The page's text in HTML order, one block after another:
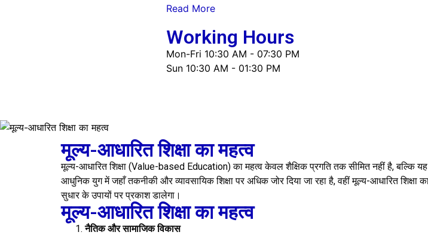
Read More
Working Hours
Mon-Fri 10:30 AM - 07:30 PM
Sun 10:30 AM - 01:30 PM
मूल्य-आधारित शिक्षा का महत्व
मूल्य-आधारित शिक्षा (Value-based Education) का महत्व केवल शैक्षिक प्रगति तक सीमित नहीं है, बल्कि यह
आधुनिक युग में जहाँ तकनीकी और व्यावसायिक शिक्षा पर अधिक जोर दिया जा रहा है, वहीं मूल्य-आधारित
सुधार के उपायों पर प्रकाश डालेगा।
मूल्य-आधारित शिक्षा का महत्व
नैतिक और सामाजिक विकास